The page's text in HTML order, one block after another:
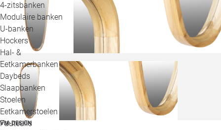
4-zitsbanken
Modulaire banken
U-banken
Hockers
Hal- &
Eetkamerbanken
Daybeds
Slaapbanken
Stoelen
Eetkamerstoelen
Fauteuils
VM-DESIGN